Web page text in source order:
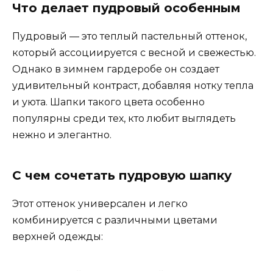
Что делает пудровый особенным
Пудровый — это теплый пастельный оттенок,
который ассоциируется с весной и свежестью.
Однако в зимнем гардеробе он создает
удивительный контраст, добавляя нотку тепла
и уюта. Шапки такого цвета особенно
популярны среди тех, кто любит выглядеть
нежно и элегантно.
С чем сочетать пудровую шапку
Этот оттенок универсален и легко
комбинируется с различными цветами
верхней одежды: